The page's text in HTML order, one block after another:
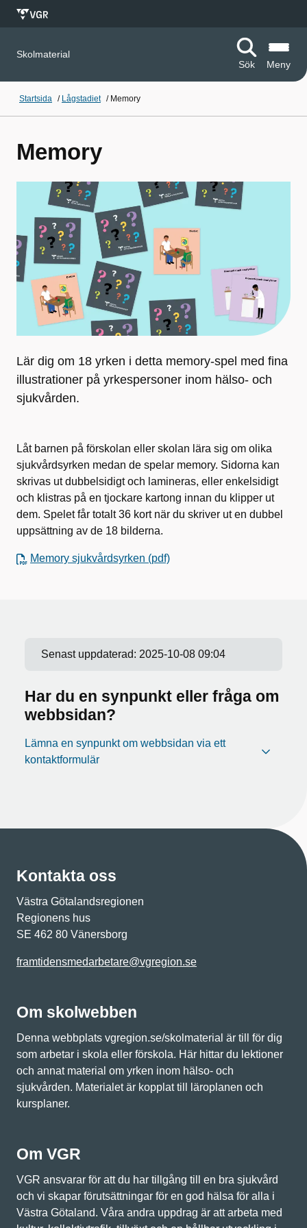
Skolmaterial
Sök
Meny
Startsida / Lågstadiet / Memory
Memory
Lär dig om 18 yrken i detta memory-spel med fina
illustrationer på yrkespersoner inom hälso- och
sjukvården.
Låt barnen på förskolan eller skolan lära sig om olika
sjukvårdsyrken medan de spelar memory. Sidorna kan
skrivas ut dubbelsidigt och lamineras, eller enkelsidigt
och klistras på en tjockare kartong innan du klipper ut
dem. Spelet får totalt 36 kort när du skriver ut en dubbel
uppsättning av de 18 bilderna.
Memory sjukvårdsyrken (pdf)
Senast uppdaterad: 2025-10-08 09:04
Har du en synpunkt eller fråga om
webbsidan?
Lämna en synpunkt om webbsidan via ett
kontaktformulär
Kontakta oss
Västra Götalandsregionen
Regionens hus
SE 462 80 Vänersborg
framtidensmedarbetare@vgregion.se
Om skolwebben
Denna webbplats vgregion.se/skolmaterial är till för dig
som arbetar i skola eller förskola. Här hittar du lektioner
och annat material om yrken inom hälso- och
sjukvården. Materialet är kopplat till läroplanen och
kursplaner.
Om VGR
VGR ansvarar för att du har tillgång till en bra sjukvård
och vi skapar förutsättningar för en god hälsa för alla i
Västra Götaland. Våra andra uppdrag är att arbeta med